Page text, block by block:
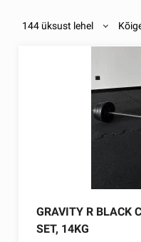
144 üksust lehel
GRAVITY R BLACK
SET, 14KG